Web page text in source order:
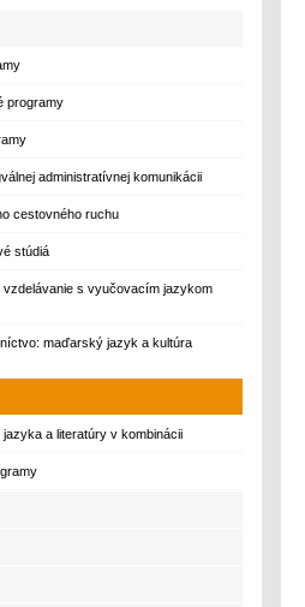
programy
administratívnej komunikácii
cestovného ruchu
stúdiá
s vyučovacím jazykom
maďarský jazyk a kultúra
a literatúry v kombinácii